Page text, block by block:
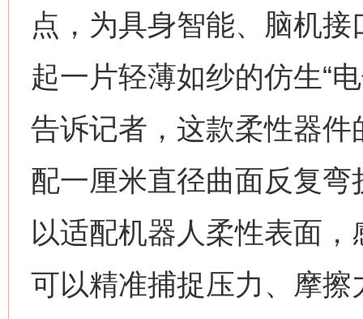
点，为具身智能、脑机
起一片轻薄如纱的仿生“
告诉记者，这款柔性器
配一厘米直径曲面反复弯
以适配机器人柔性表面
可以精准捕捉压力、摩